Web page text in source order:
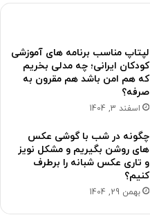
لپتاپ مناسب برنامه های آموزشی
کودکان ایرانی؛ چه مدلی بخریم
که هم امن باشد هم مقرون به
صرفه؟
اسفند 3, 1404
چگونه در شب با گوشی عکس
های روشن بگیریم و مشکل نویز
و تاری عکس شبانه را برطرف
کنیم؟
بهمن 29, 1404